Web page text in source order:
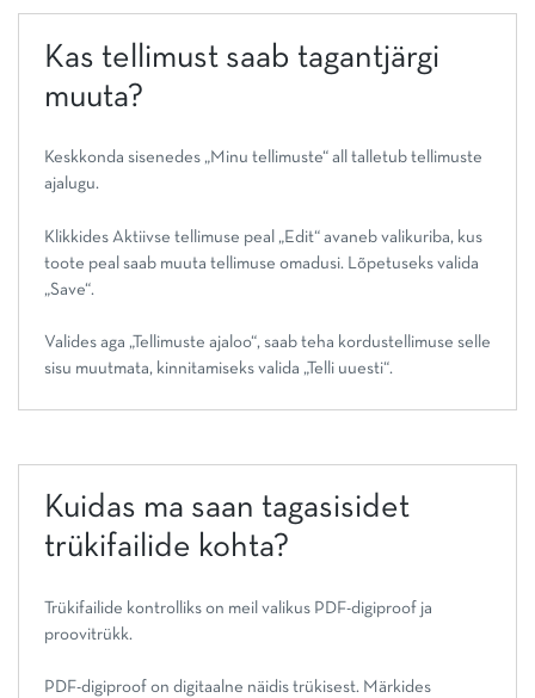
Kas tellimust saab tagantjärgi
muuta?
Keskkonda sisenedes „Minu tellimuste“ all talletub tellimuste
ajalugu.
Klikkides Aktiivse tellimuse peal „Edit“ avaneb valikuriba, kus
toote peal saab muuta tellimuse omadusi. Lõpetuseks valida
„Save“.
Valides aga „Tellimuste ajaloo“, saab teha kordustellimuse selle
sisu muutmata, kinnitamiseks valida „Telli uuesti“.
Kuidas ma saan tagasisidet
trükifailide kohta?
Trükifailide kontrolliks on meil valikus PDF-digiproof ja
proovitrükk.
PDF-digiproof on digitaalne näidis trükisest. Märkides